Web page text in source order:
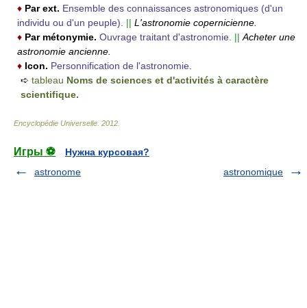
♦ Par ext. Ensemble des connaissances astronomiques (d'un
individu ou d'un peuple). || L'astronomie copernicienne.
♦ Par métonymie. Ouvrage traitant d'astronomie. || Acheter une
astronomie ancienne.
♦ Icon. Personnification de l'astronomie.
➪ tableau Noms de sciences et d'activités à caractère
scientifique.
Encyclopédie Universelle 2012
Игры ⚽
Нужна курсовая?
astronome
astronomique